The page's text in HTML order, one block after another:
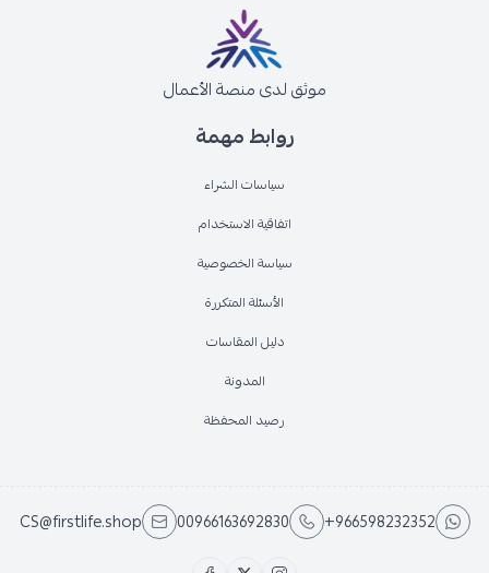
روابط مهمة
سياسات الشراء
اتفاقية الاستخدام
سياسة الخصوصية
الأسئلة المتكررة
دليل المقاسات
المدونة
رصيد المحفظة
موثق لدى منصة الأعمال
+966598232352
00966163692830
CS@firstlife.shop